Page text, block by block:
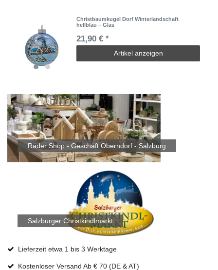
Christbaumkugel Dorf Winterlandschaft
hellblau – Glas
21,90 € *
Artikel anzeigen
Räder Shop - Geschäft Oberndorf - Salzburg
Salzburger Christkindlmarkt
Lieferzeit etwa 1 bis 3 Werktage
Kostenloser Versand Ab € 70 (DE & AT)